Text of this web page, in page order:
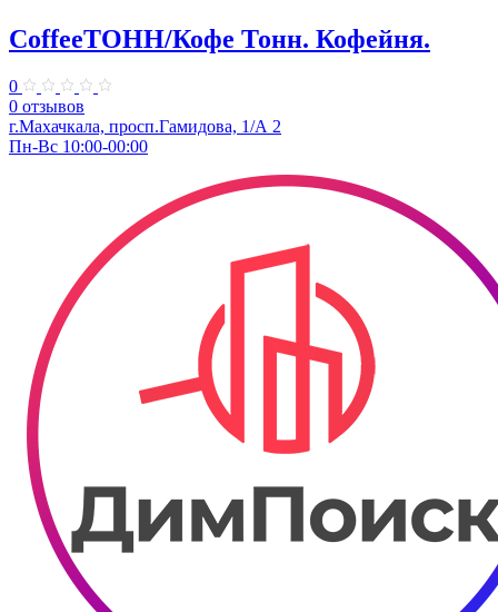
CoffeeТОНН/Кофе Тонн. Кофейня.
0
0 отзывов
г.Махачкала, просп.Гамидова, 1/А 2
Пн-Вс 10:00-00:00